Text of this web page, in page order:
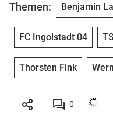
Themen: Benjamin
FC Ingolstadt 04
Thorsten Fink
0